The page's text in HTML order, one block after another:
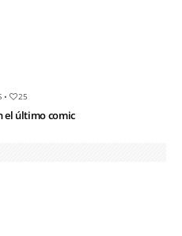
• 25
el último comic